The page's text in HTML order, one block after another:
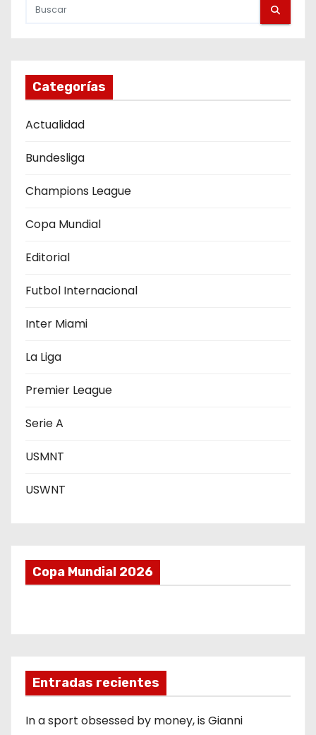
ó
n
n
t
r
a
d
a
s
Categorías
Actualidad
Bundesliga
Champions League
Copa Mundial
Editorial
Futbol Internacional
Inter Miami
La Liga
Premier League
Serie A
USMNT
USWNT
Copa Mundial 2026
Entradas recientes
In a sport obsessed by money, is Gianni